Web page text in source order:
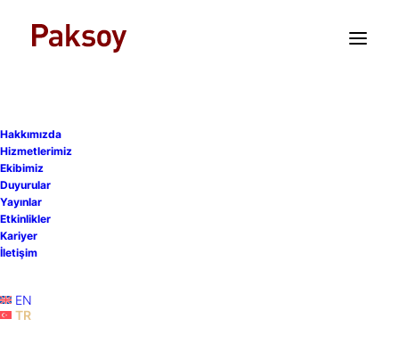
Hakkımızda
Hizmetlerimiz
Ekibimiz
Duyurular
Yayınlar
Etkinlikler
Kariyer
İletişim
EN
TR
Kozmetik Ürünlerde Sağlık